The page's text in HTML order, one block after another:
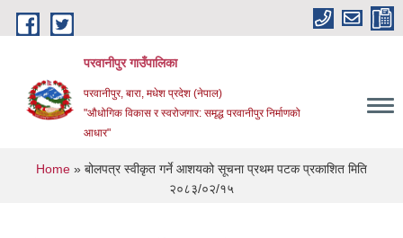
Skip to main content
परवानीपुर गाउँपालिका
परवानीपुर, बारा, मधेश प्रदेश (नेपाल)
"औधोगिक विकास र स्वरोजगार: समृद्ध परवानीपुर निर्माणको
आधार"
You are here
Home » बोलपत्र स्वीकृत गर्ने आशयको सूचना प्रथम पटक प्रकाशित मिति
२०८३/०२/१५